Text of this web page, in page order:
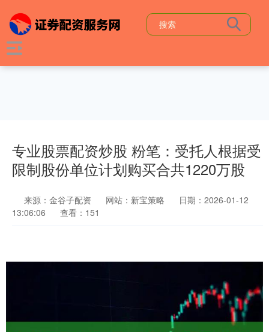
专业股票配资炒股 粉笔：受托人根据受
限制股份单位计划购买合共1220万股
来源：金谷子配资 网站：新宝策略
日期：2026-01-12
13:06:06
查看：151